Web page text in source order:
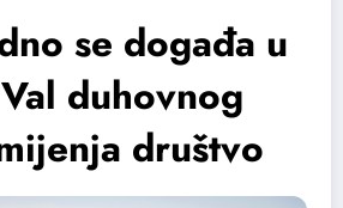
se događa u
duhovnog
društvo